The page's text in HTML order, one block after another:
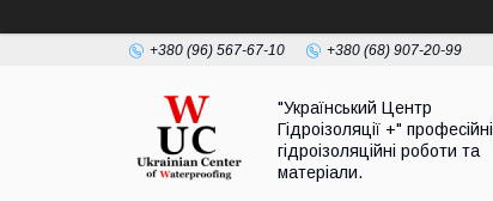
+380 (96) 567-67-10 +380 (68) 907-20-99
"Український Центр
Гідроізоляції +" професійні
гідроізоляційні роботи та
матеріали.